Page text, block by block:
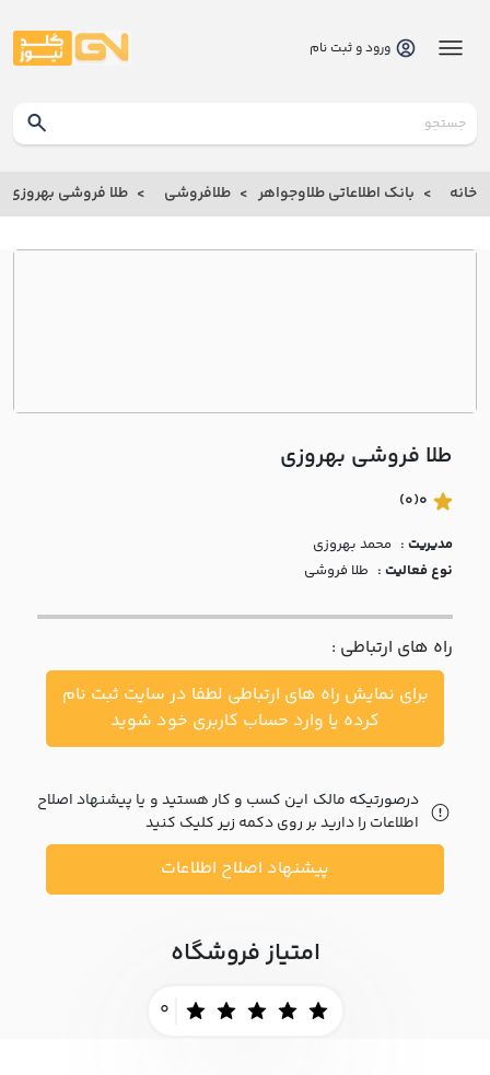
بانک
بانک
اطلاعاتی
درباره
با ما
مقالات
اخبار
پرسش
متداول
خواست
ورود و ثبت نام
خانه بانک اطلاعاتی طلاوجواهر طلافروشی طلا فروشی بهروزي
طلا فروشی بهروزي
0
(0)
مدیریت : محمد بهروزي
نوع فعالیت : طلا فروشی
راه های ارتباطی :
برای نمایش راه های ارتباطی لطفا در سایت ثبت نام
کرده یا وارد حساب کاربری خود شوید
درصورتیکه مالک این کسب و کار هستید و یا پیشنهاد اصلاح
اطلاعات را دارید بر روی دکمه زیر کلیک کنید
پیشنهاد اصلاح اطلاعات
امتیاز فروشگاه
0